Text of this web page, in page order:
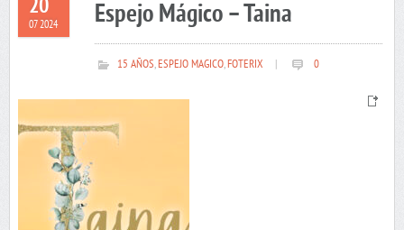
20
07 2024 Espejo Mágico – Taina
15 AÑOS,ESPEJO MAGICO,FOTERIX 0